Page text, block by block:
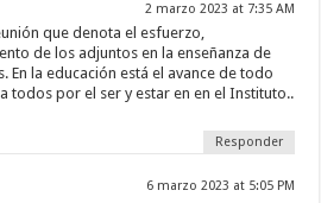
2 marzo 2023 at 7:35 AM
que denota el esfuerzo,
de los adjuntos en la enseñanza de
En la educación está el avance de todo
todos por el ser y estar en en el Instituto..
Responder
6 marzo 2023 at 5:05 PM